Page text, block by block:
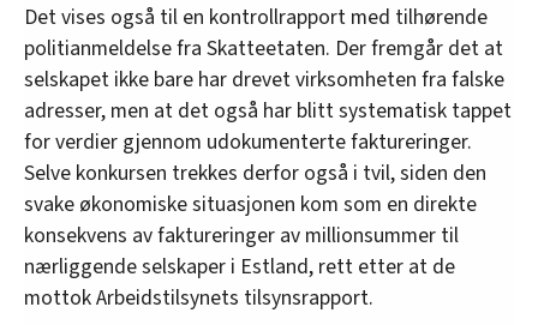
Det vises også til en kontrollrapport med tilhørende
politianmeldelse fra Skatteetaten. Der fremgår det at
selskapet ikke bare har drevet virksomheten fra falske
adresser, men at det også har blitt systematisk tappet
for verdier gjennom udokumenterte faktureringer.
Selve konkursen trekkes derfor også i tvil, siden den
svake økonomiske situasjonen kom som en direkte
konsekvens av faktureringer av millionsummer til
nærliggende selskaper i Estland, rett etter at de
mottok Arbeidstilsynets tilsynsrapport.